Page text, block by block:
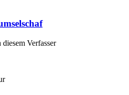
diesem Verfasser